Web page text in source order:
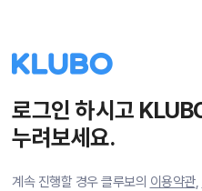
로그인 하시고
누려보세요.
계속 진행할 경우 클루보의 이용약관,